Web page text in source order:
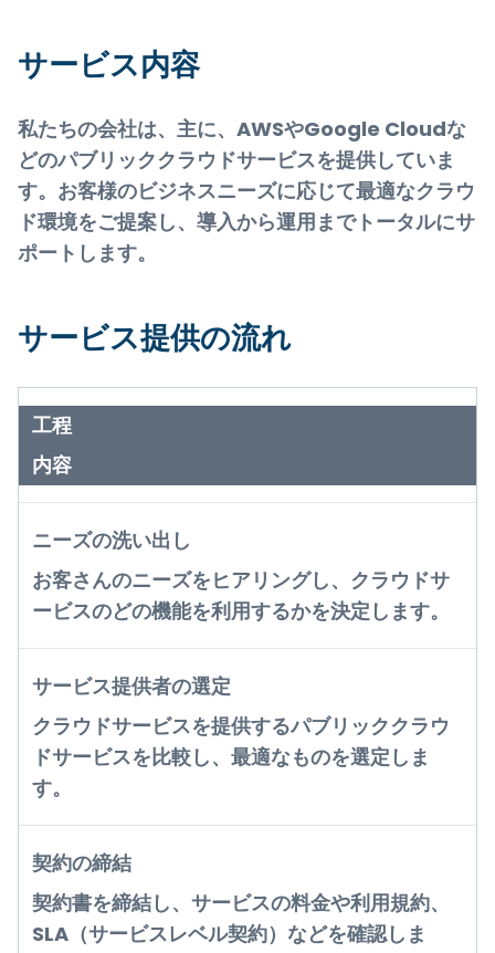
サービス内容
私たちの会社は、主に、AWSやGoogle Cloudな
どのパブリッククラウドサービスを提供していま
す。お客様のビジネスニーズに応じて最適なクラウ
ド環境をご提案し、導入から運用までトータルにサ
ポートします。
サービス提供の流れ
工程
内容
ニーズの洗い出し
お客さんのニーズをヒアリングし、クラウドサ
ービスのどの機能を利用するかを決定します。
サービス提供者の選定
クラウドサービスを提供するパブリッククラウ
ドサービスを比較し、最適なものを選定しま
す。
契約の締結
契約書を締結し、サービスの料金や利用規約、
SLA（サービスレベル契約）などを確認しま